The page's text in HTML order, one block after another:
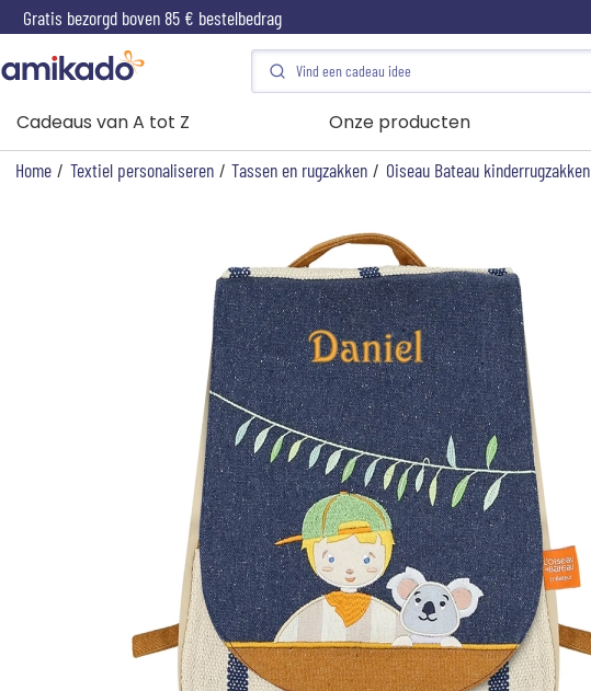
Gratis bezorgd boven 85 € bestelbedrag
Cadeaus van A tot Z Onze producten
Home / Textiel personaliseren / Tassen en rugzakken / Oiseau Bateau kinderrugzakken